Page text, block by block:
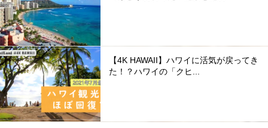
【4K HAWAII】ハワイに活気が戻ってき
た！？ハワイの「クヒ...